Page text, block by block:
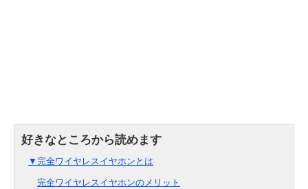
▼完全ワイヤレスイヤホンとは
完全ワイヤレスイヤホンのメリット